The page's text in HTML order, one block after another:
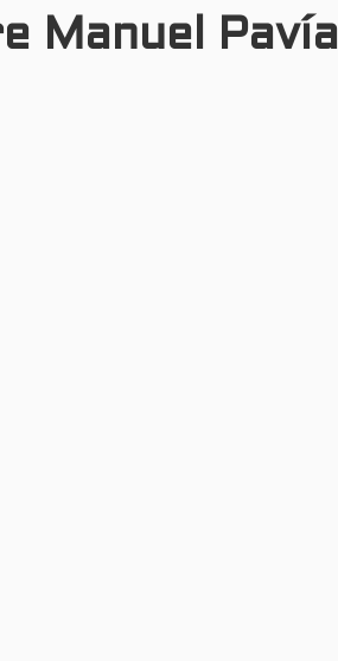
Manuel Pavía